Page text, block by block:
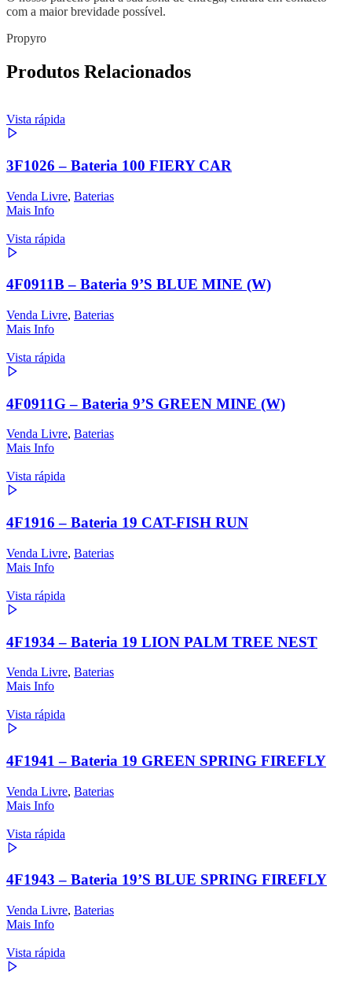
com a maior brevidade possível.
Propyro
Produtos Relacionados
Vista rápida
3F1026 – Bateria 100 FIERY CAR
Venda Livre, Baterias
Mais Info
Vista rápida
4F0911B – Bateria 9’S BLUE MINE (W)
Venda Livre, Baterias
Mais Info
Vista rápida
4F0911G – Bateria 9’S GREEN MINE (W)
Venda Livre, Baterias
Mais Info
Vista rápida
4F1916 – Bateria 19 CAT-FISH RUN
Venda Livre, Baterias
Mais Info
Vista rápida
4F1934 – Bateria 19 LION PALM TREE NEST
Venda Livre, Baterias
Mais Info
Vista rápida
4F1941 – Bateria 19 GREEN SPRING FIREFLY
Venda Livre, Baterias
Mais Info
Vista rápida
4F1943 – Bateria 19’S BLUE SPRING FIREFLY
Venda Livre, Baterias
Mais Info
Vista rápida